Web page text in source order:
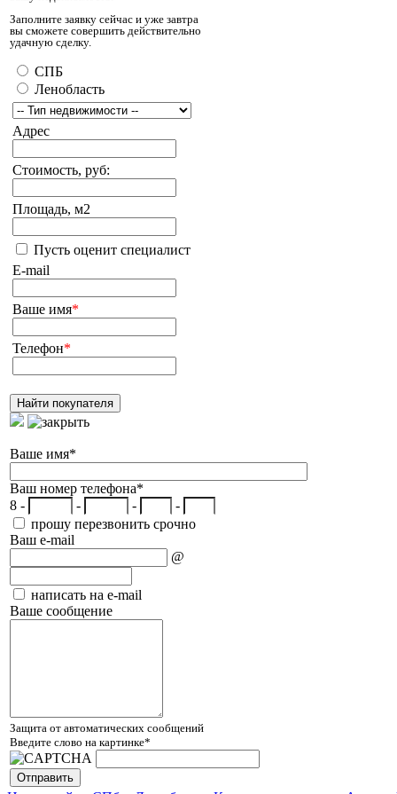
Заполните заявку сейчас и уже завтра
вы сможете совершить действительно
удачную сделку.
СПБ
Ленобласть
Адрес
Стоимость, руб:
Площадь, м2
Пусть оценит специалист
E-mail
Ваше имя*
Телефон*
Ваше имя*
Ваш номер телефона*
8 -
- -
-
прошу перезвонить срочно
Ваш e-mail
@
написать на e-mail
Ваше сообщение
Защита от автоматических сообщений
Введите слово на картинке*